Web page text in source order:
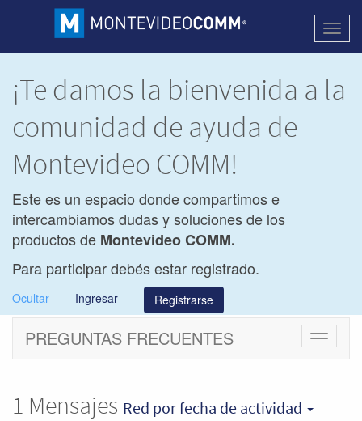
¡Te damos la bienvenida a la
comunidad de ayuda de
Montevideo COMM!
Este es un espacio donde compartimos e
intercambiamos dudas y soluciones de los
productos de Montevideo COMM.
Para participar debés estar registrado.
Ocultar Ingresar Registrarse
Cambiar
PREGUNTAS FRECUENTES
1 Mensajes Red por fecha de actividad